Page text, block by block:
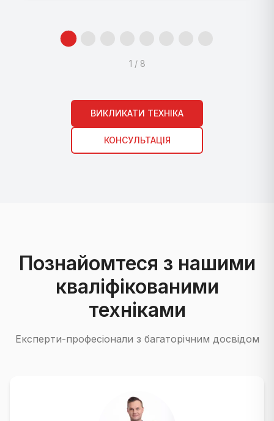
1 / 8
ВИКЛИКАТИ ТЕХНІКА
КОНСУЛЬТАЦІЯ
Познайомтеся з нашими
кваліфікованими
техніками
Експерти-професіонали з багаторічним досвідом